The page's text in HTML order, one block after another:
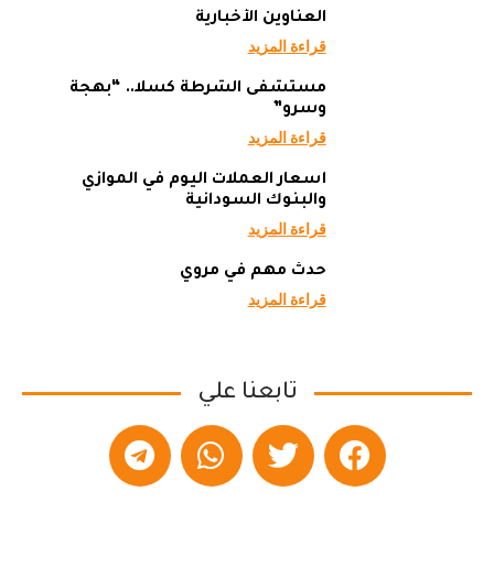
العناوين الأخبارية
قراءة المزيد
مستشفى الشرطة كسلا.. “بهجة
وسرو”
قراءة المزيد
أسعار العملات اليوم في الموازي
والبنوك السودانية
قراءة المزيد
حدث مهم في مروي
قراءة المزيد
تابعنا علي